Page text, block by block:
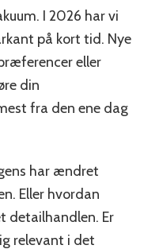
I 2026 har vi
på kort tid. Nye
eller
din
fra den ene dag
har ændret
Eller hvordan
detailhandlen. Er
relevant i det